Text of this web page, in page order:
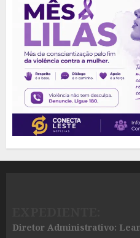
Diretor Administrativo: